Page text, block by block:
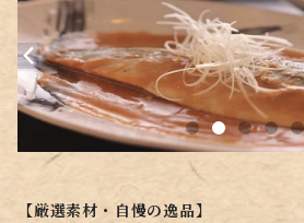
【厳選素材・自慢の逸品】